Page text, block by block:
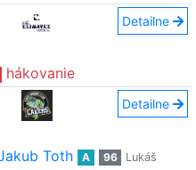
Detailne
hákovanie
Detailne
Toth A 96
Lukáš